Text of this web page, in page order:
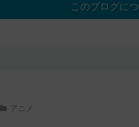
このブログに
アニメ